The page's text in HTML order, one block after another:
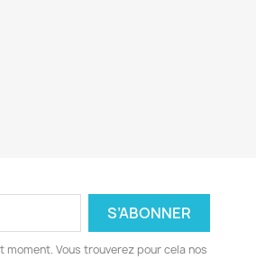
Vous trouverez pour cela nos